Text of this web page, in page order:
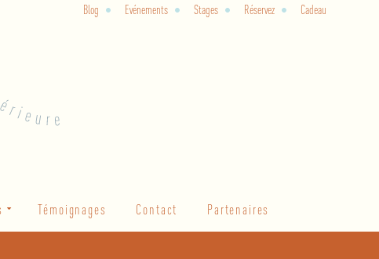
Blog Evénements Stages Réservez Cadeau
Témoignages Contact Partenaires